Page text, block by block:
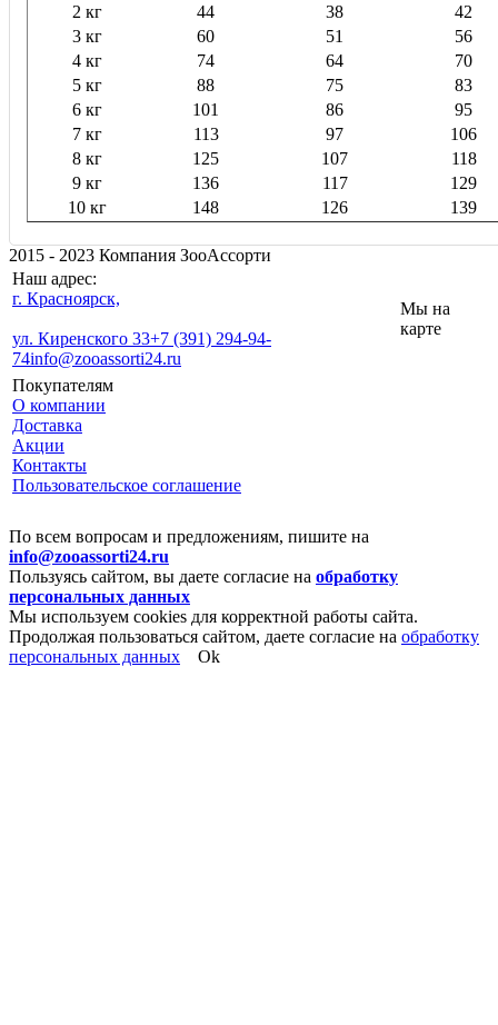
2 кг
44 38
42
3 кг
60 51
56
4 кг
74 64
70
5 кг
88 75
83
6 кг
101 86
95
7 кг
113 97
106
8 кг
125 107
118
9 кг
136 117
129
10 кг
148 126 139
2015 - 2023 Компания ЗооАссорти
Наш адрес:
г. Красноярск,
ул. Киренского 33+7 (391) 294-94-
74info@zooassorti24.ru
Мы на
карте
Покупателям
О компании
Доставка
Акции
Контакты
Пользовательское соглашение
По всем вопросам и предложениям, пишите на
info@zooassorti24.ru
Пользуясь сайтом, вы даете согласие на обработку
персональных данных
Мы используем cookies для корректной работы сайта.
Продолжая пользоваться сайтом, даете согласие на обработку
персональных данных
Ok